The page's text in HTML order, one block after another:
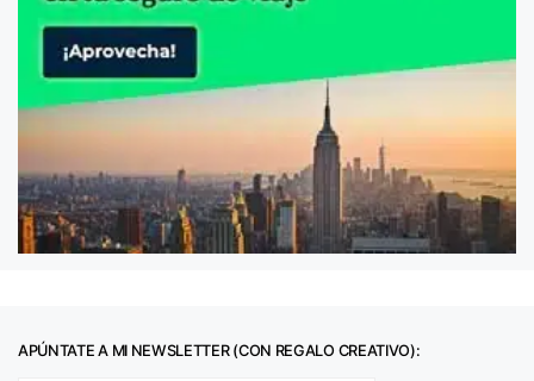
APÚNTATE A MI NEWSLETTER (CON REGALO CREATIVO):